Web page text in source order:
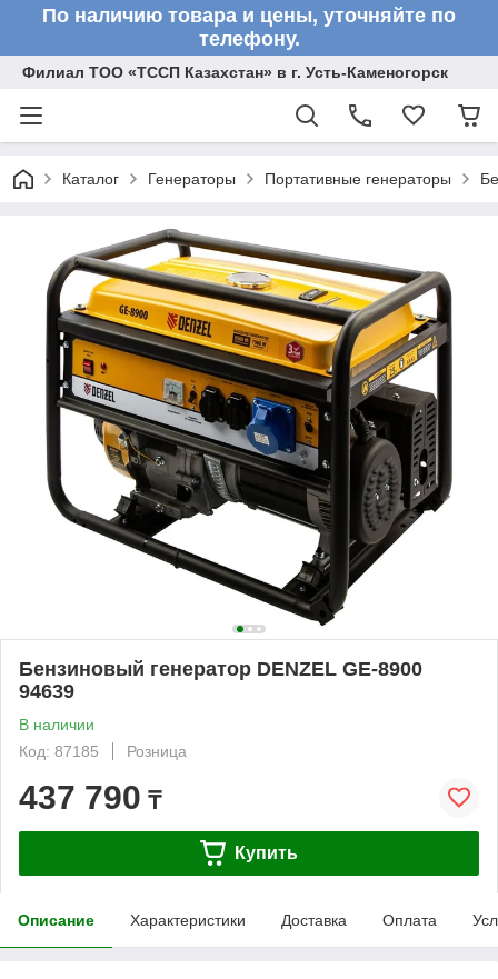
По наличию товара и цены, уточняйте по
телефону.
Филиал ТОО «ТССП Казахстан» в г. Усть-Каменогорск
Каталог Генераторы Портативные генераторы
Бензиновый генератор DENZEL GE-8900
94639
В наличии
Код: 87185
Розница
437 790 ₸
Купить
Описание Характеристики Доставка Оплата